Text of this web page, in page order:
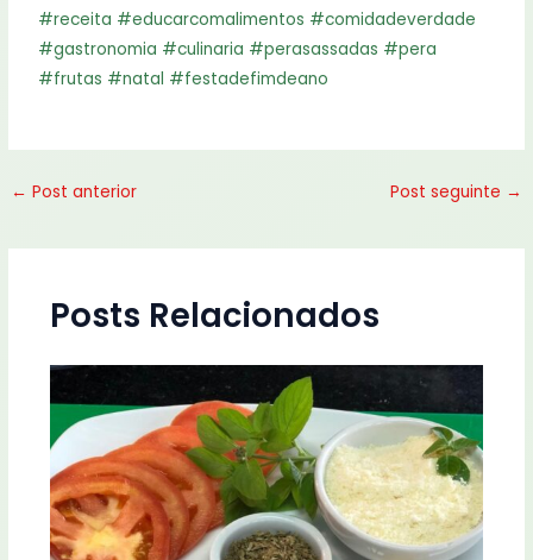
#receita #educarcomalimentos #comidadeverdade
#gastronomia #culinaria #perasassadas #pera
#frutas #natal #festadefimdeano
← Post anterior Post seguinte →
Posts Relacionados